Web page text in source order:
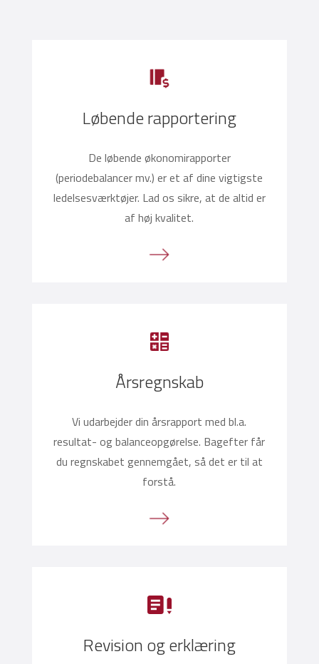
Løbende rapportering
De løbende økonomirapporter
(periodebalancer mv.) er et af dine vigtigste
ledelsesværktøjer. Lad os sikre, at de altid er
af høj kvalitet.
Årsregnskab
Vi udarbejder din årsrapport med bl.a.
resultat- og balanceopgørelse. Bagefter får
du regnskabet gennemgået, så det er til at
forstå.
Revision og erklæring